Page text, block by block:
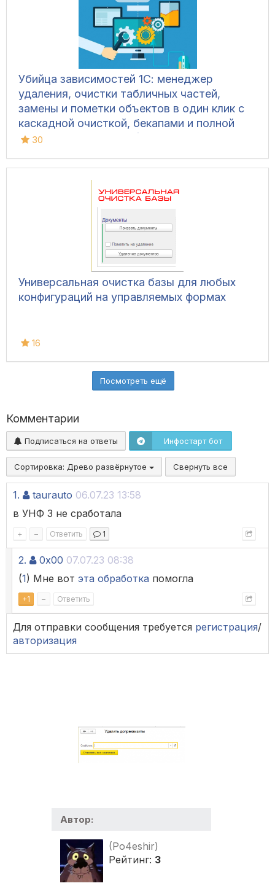
Убийца зависимостей 1С: менеджер
удаления, очистки табличных частей,
замены и пометки объектов в один клик с
каскадной очисткой, бекапами и полной
безопасностью базы (Управляемые формы,
30
Универсальная очистка базы для любых
конфигураций на управляемых формах
16
Посмотреть ещё
Комментарии
Подписаться на ответы Инфостарт бот
Сортировка: Древо развёрнутое Свернуть все
1. taurauto 06.07.23 13:58
в УНФ 3 не сработала
+ – Ответить 1
2. 0x00 07.07.23 08:38
(1) Мне вот эта обработка помогла
+1 – Ответить
Для отправки сообщения требуется регистрация/
авторизация
Автор:
(Po4eshir)
Рейтинг: 3